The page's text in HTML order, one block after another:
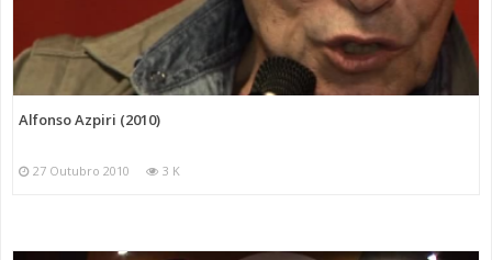
Alfonso Azpiri (2010)
27 Outubro 2010 3 K